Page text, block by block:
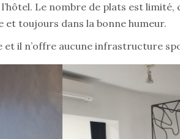
Le nombre de plats est
toujours dans la bonne humeur.
et il n’offre aucune infrastructure